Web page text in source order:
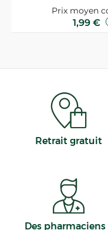
Prix moyen
1,99 €
Retrait gratuit
Des pharmaciens